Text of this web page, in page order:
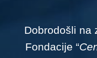
Dobrodošli na
Fondacije “